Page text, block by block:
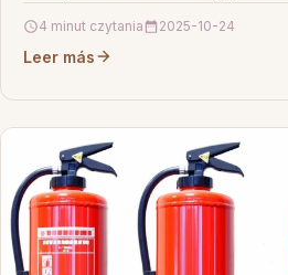
4 minut czytania 2025-10-24
Leer más